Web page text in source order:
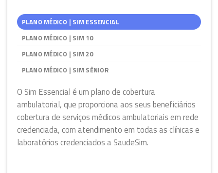
PLANO MÉDICO | SIM ESSENCIAL
PLANO MÉDICO | SIM 10
PLANO MÉDICO | SIM 20
PLANO MÉDICO | SIM SÊNIOR
O Sim Essencial é um plano de cobertura
ambulatorial, que proporciona aos seus beneficiários
cobertura de serviços médicos ambulatoriais em rede
credenciada, com atendimento em todas as clínicas e
laboratórios credenciados a SaudeSim.